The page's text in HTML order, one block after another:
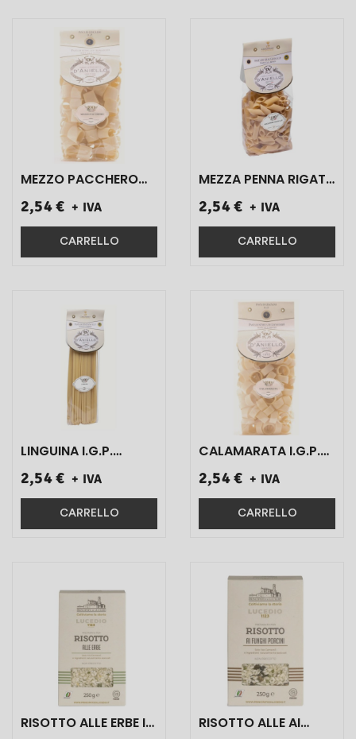
MEZZO PACCHERO
D'ANIELLO ART.S0849
500 GR 1 PZ}
2,54 € + IVA
CARRELLO
MEZZA PENNA RIGATA
ART.S0891 500 GR 1
PZ}
2,54 € + IVA
CARRELLO
LINGUINA I.G.P.
500 GR 1 PZ}
2,54 € + IVA
CARRELLO
CALAMARATA I.G.P.
500 GR 1 PZ}
2,54 € + IVA
CARRELLO
RISOTTO ALLE ERBE IN
RISOTTO ALLE AI